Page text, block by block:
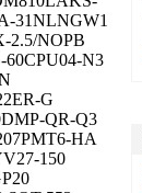
31NLNGW1
2.5/NOPB
60CPU04-N3
G
QR-Q3
HA
150